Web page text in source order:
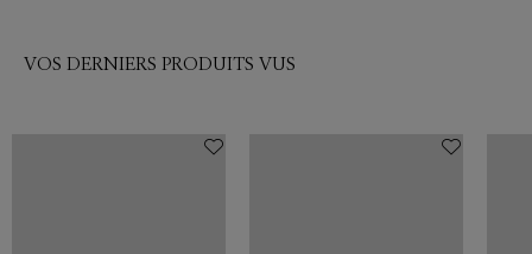
VOS DERNIERS PRODUITS VUS